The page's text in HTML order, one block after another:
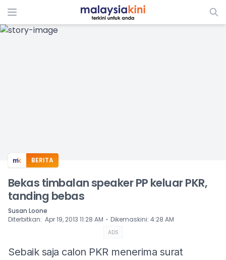
ADS
BERITA
Bekas timbalan speaker PP keluar PKR,
tanding bebas
Susan Loone
Diterbitkan: Apr 19, 2013 11:28 AM ⋅ Dikemaskini: 4:28 AM
ADS
Sebaik saja calon PKR menerima surat